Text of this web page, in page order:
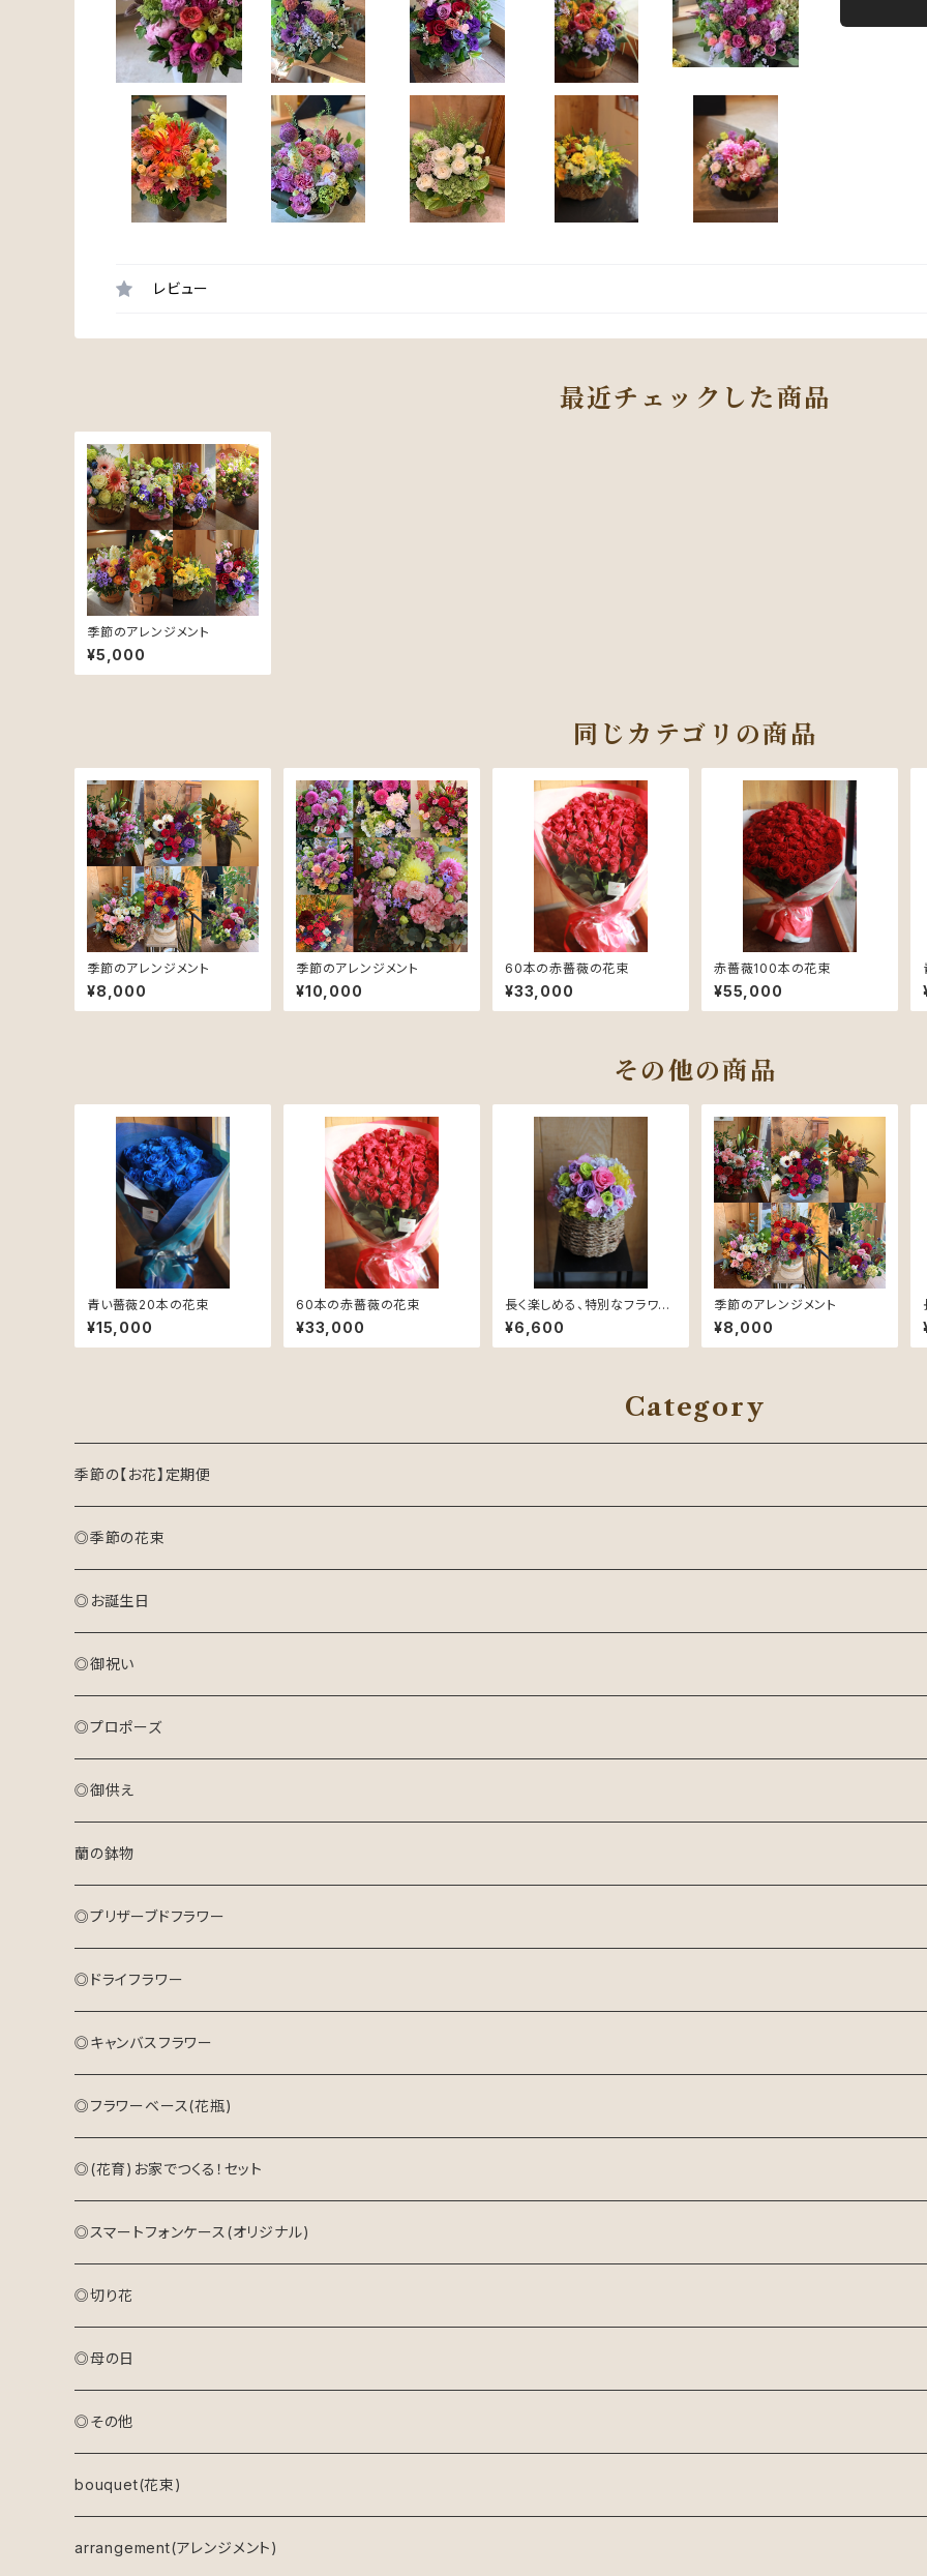
レビュー
最近チェックした商品
季節のアレンジメント
¥5,000
同じカテゴリの商品
季節のアレンジメント
¥8,000
季節のアレンジメント
¥10,000
60本の赤薔薇の花束
¥33,000
赤薔薇100本の花束
¥55,000
その他の商品
青い薔薇20本の花束
¥15,000
60本の赤薔薇の花束
¥33,000
長く楽しめる、特別なフラワー
ギフト。プリザーブドフラワー
アレンジメントメント
¥6,600
季節のアレンジメント
¥8,000
Category
季節の【お花】定期便
◎季節の花束
おまかせ花束(S)
おまかせ花束(M)
おまかせ花束(L)
◎お誕生日
アレンジメント(生花)
花束(生花)
プリザーブドフラワーアレンジメント
ドライフラワーリース
キャンバスフラワー
◎御祝い
アレンジメント(生花)
花束(生花)
プリザーブドフラワーアレンジメント
ドライフラワーリース
キャンバスフラワー
◎プロポーズ
花束
アレンジメント
プリザーブドフラワーアレンジメント
◎御供え
アレンジメント(生花)
花束(生花)
蘭の鉢物
◎プリザーブドフラワー
◎ドライフラワー
◎キャンバスフラワー
◎フラワーベース(花瓶)
◎(花育)お家でつくる！セット
◎スマートフォンケース(オリジナル)
◎切り花
◎母の日
アレンジメント(生花)
アレンジメント(プリザーブドフラワー)
ドライフラワーリース
◎その他
bouquet(花束)
arrangement(アレンジメント)